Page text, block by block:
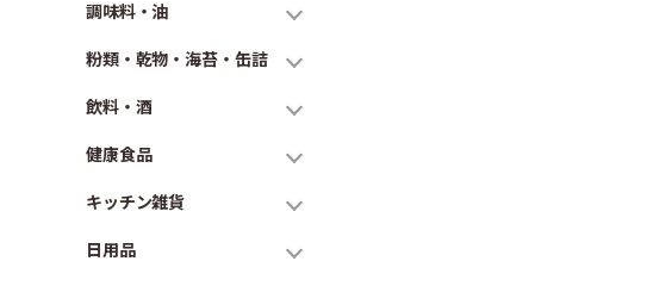
調味料・油
粉類・乾物・海苔・缶詰
飲料・酒
健康食品
キッチン雑貨
日用品